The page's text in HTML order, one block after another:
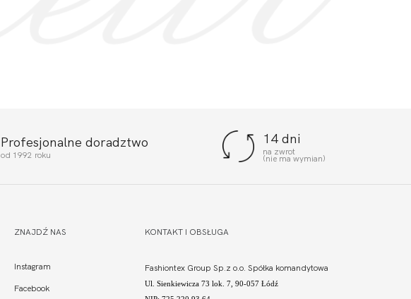
Profesjonalne doradztwo
od 1992 roku
14 dni
na zwrot
(nie ma wymian)
ZNAJDŹ NAS
Instagram
Facebook
KONTAKT I OBSŁUGA
Fashiontex Group Sp.z o.o. Spółka komandytowa
Ul. Sienkiewicza 73 lok. 7, 90-057 Łódź